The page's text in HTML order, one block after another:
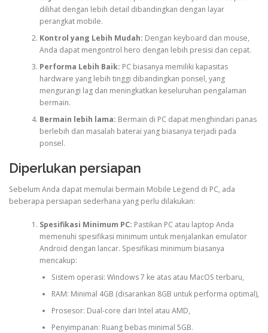
dilihat dengan lebih detail dibandingkan dengan layar
perangkat mobile.
Kontrol yang Lebih Mudah: Dengan keyboard dan mouse,
Anda dapat mengontrol hero dengan lebih presisi dan cepat.
Performa Lebih Baik: PC biasanya memiliki kapasitas
hardware yang lebih tinggi dibandingkan ponsel, yang
mengurangi lag dan meningkatkan keseluruhan pengalaman
bermain.
Bermain lebih lama: Bermain di PC dapat menghindari panas
berlebih dan masalah baterai yang biasanya terjadi pada
ponsel.
Diperlukan persiapan
Sebelum Anda dapat memulai bermain Mobile Legend di PC, ada
beberapa persiapan sederhana yang perlu dilakukan:
Spesifikasi Minimum PC: Pastikan PC atau laptop Anda
memenuhi spesifikasi minimum untuk menjalankan emulator
Android dengan lancar. Spesifikasi minimum biasanya
mencakup:
Sistem operasi: Windows 7 ke atas atau MacOS terbaru,
RAM: Minimal 4GB (disarankan 8GB untuk performa optimal),
Prosesor: Dual-core dari Intel atau AMD,
Penyimpanan: Ruang bebas minimal 5GB.